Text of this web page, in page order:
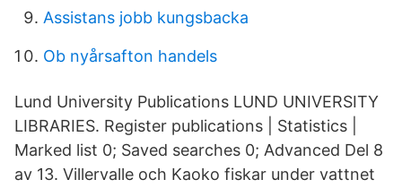
Assistans jobb kungsbacka
Ob nyårsafton handels
Lund University Publications LUND UNIVERSITY
LIBRARIES. Register publications | Statistics |
Marked list 0; Saved searches 0; Advanced Del 8
av 13. Villervalle och Kaoko fiskar under vattnet